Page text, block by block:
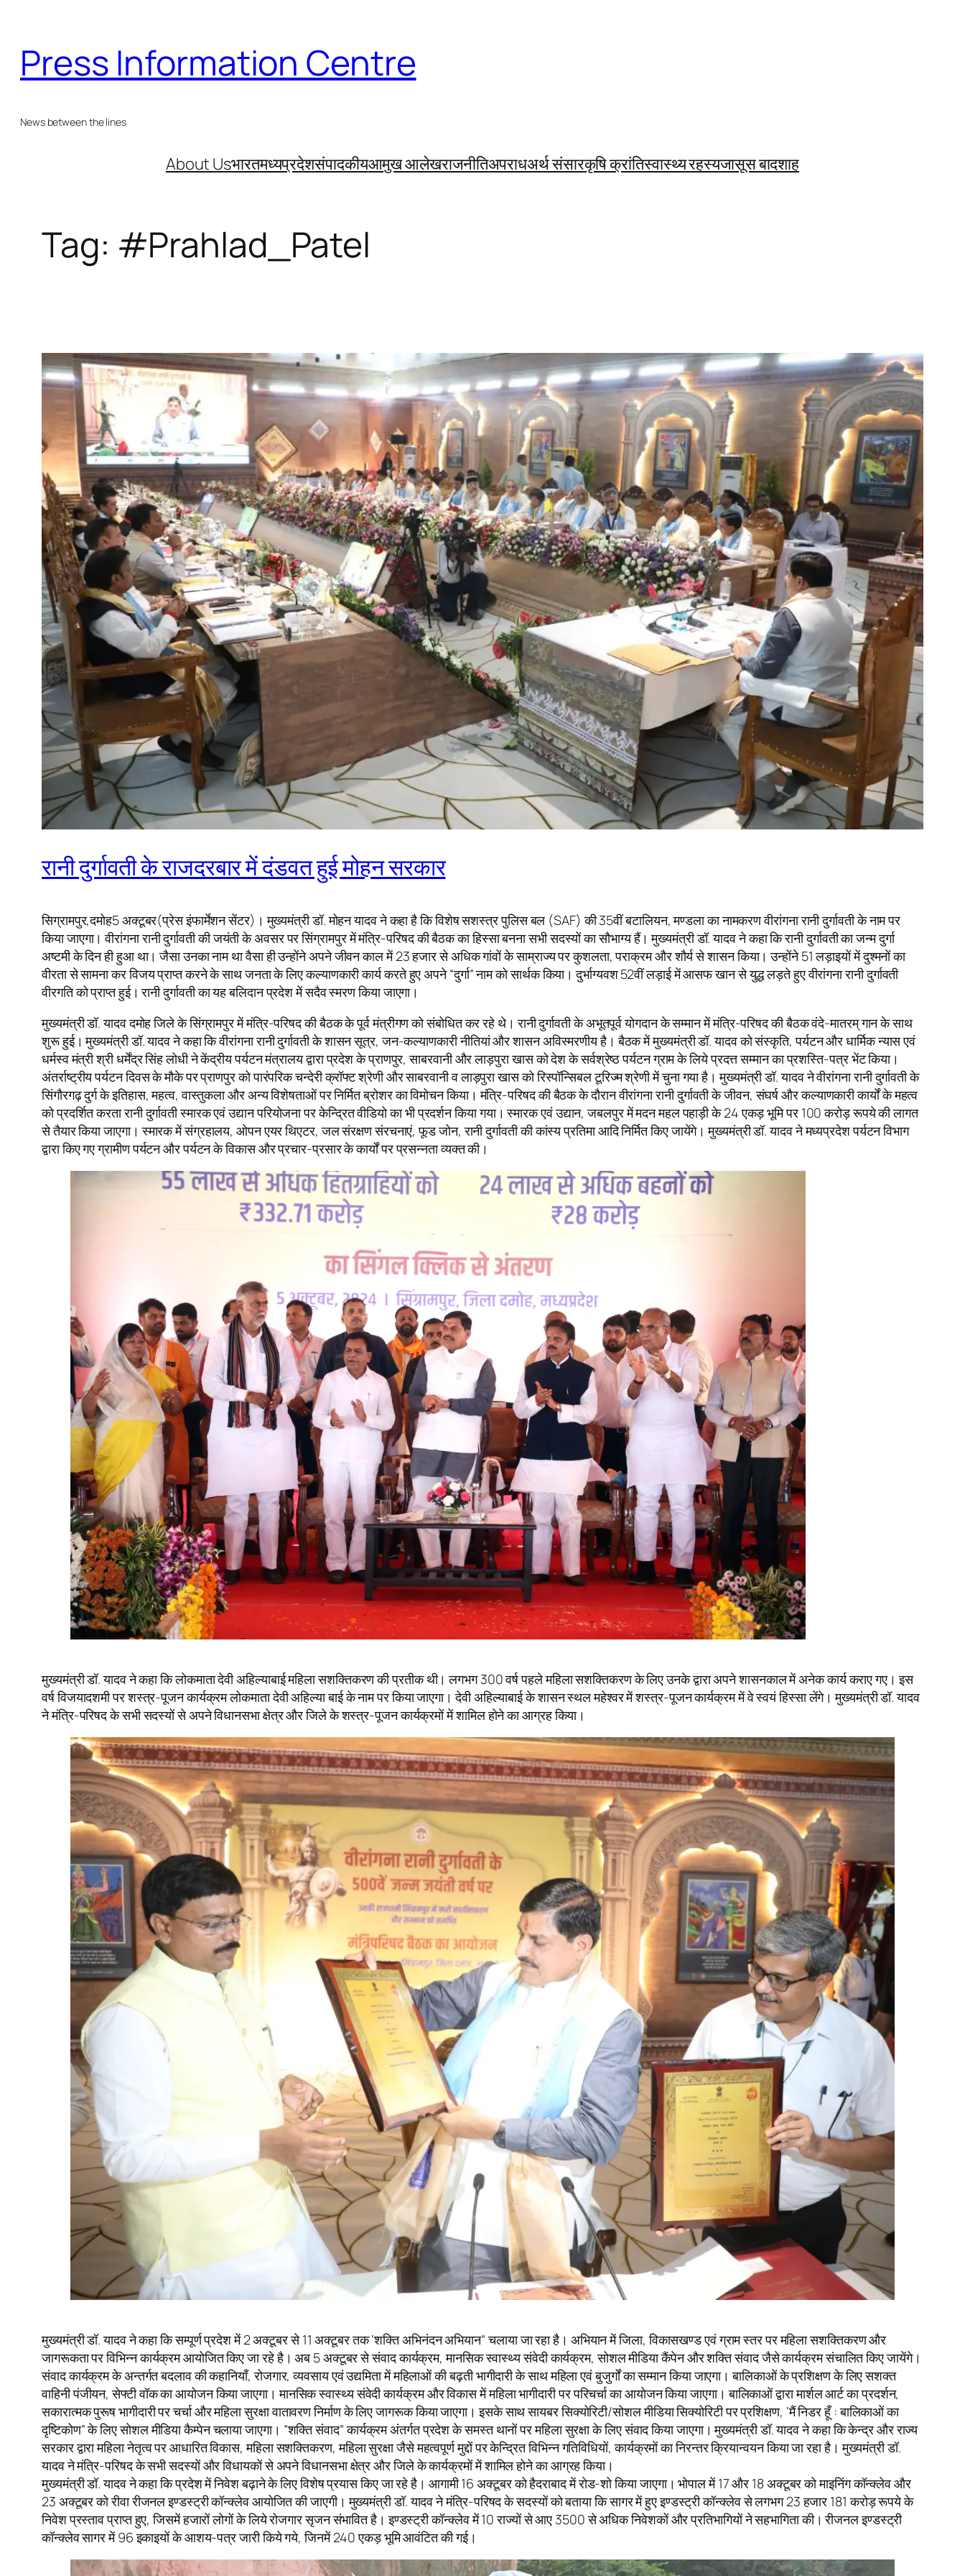
content
Press Information Centre
News between the lines
About Usभारतमध्यप्रदेशसंपादकीयआमुख आलेखराजनीतिअपराधअर्थ संसारकृषि क्रांतिस्वास्थ्य रहस्यजासूस बादशाह
Tag: #Prahlad_Patel
रानी दुर्गावती के राजदरबार में दंडवत हुई मोहन सरकार
सिग्रामपुर,दमोह5 अक्टूबर(प्रेस इंफार्मेशन सेंटर)। मुख्यमंत्री डॉ. मोहन यादव ने कहा है कि विशेष सशस्त्र पुलिस बल (SAF) की 35वीं बटालियन, मण्डला का नामकरण वीरांगना रानी दुर्गावती के नाम पर
किया जाएगा। वीरांगना रानी दुर्गावती की जयंती के अवसर पर सिंग्रामपुर में मंत्रि-परिषद की बैठक का हिस्सा बनना सभी सदस्यों का सौभाग्य हैं। मुख्यमंत्री डॉ. यादव ने कहा कि रानी दुर्गावती का जन्म दुर्गा
अष्टमी के दिन ही हुआ था। जैसा उनका नाम था वैसा ही उन्होंने अपने जीवन काल में 23 हजार से अधिक गांवों के साम्राज्य पर कुशलता, पराक्रम और शौर्य से शासन किया। उन्होंने 51 लड़ाइयों में दुश्मनों का
वीरता से सामना कर विजय प्राप्त करने के साथ जनता के लिए कल्याणकारी कार्य करते हुए अपने “दुर्गा” नाम को सार्थक किया। दुर्भाग्यवश 52वीं लड़ाई में आसफ खान से युद्ध लड़ते हुए वीरांगना रानी दुर्गावती
वीरगति को प्राप्त हुई। रानी दुर्गावती का यह बलिदान प्रदेश में सदैव स्मरण किया जाएगा।
मुख्यमंत्री डॉ. यादव दमोह जिले के सिंग्रामपुर में मंत्रि-परिषद की बैठक के पूर्व मंत्रीगण को संबोधित कर रहे थे। रानी दुर्गावती के अभूतपूर्व योगदान के सम्मान में मंत्रि-परिषद की बैठक वंदे-मातरम् गान के साथ
शुरू हुई। मुख्यमंत्री डॉ. यादव ने कहा कि वीरांगना रानी दुर्गावती के शासन सूत्र, जन-कल्याणकारी नीतियां और शासन अविस्मरणीय है। बैठक में मुख्यमंत्री डॉ. यादव को संस्कृति, पर्यटन और धार्मिक न्यास एवं
धर्मस्व मंत्री श्री धर्मेंद्र सिंह लोधी ने केंद्रीय पर्यटन मंत्रालय द्वारा प्रदेश के प्राणपुर, साबरवानी और लाड़पुरा खास को देश के सर्वश्रेष्ठ पर्यटन ग्राम के लिये प्रदत्त सम्मान का प्रशस्ति-पत्र भेंट किया।
अंतर्राष्ट्रीय पर्यटन दिवस के मौके पर प्राणपुर को पारंपरिक चन्देरी क्रॉफ्ट श्रेणी और साबरवानी व लाड़पुरा खास को रिस्पॉन्सिबल टूरिज्म श्रेणी में चुना गया है। मुख्यमंत्री डॉ. यादव ने वीरांगना रानी दुर्गावती के
सिंगौरगढ़ दुर्ग के इतिहास, महत्व, वास्तुकला और अन्य विशेषताओं पर निर्मित ब्रोशर का विमोचन किया। मंत्रि-परिषद की बैठक के दौरान वीरांगना रानी दुर्गावती के जीवन, संघर्ष और कल्याणकारी कार्यों के महत्व
को प्रदर्शित करता रानी दुर्गावती स्मारक एवं उद्यान परियोजना पर केन्द्रित वीडियो का भी प्रदर्शन किया गया। स्मारक एवं उद्यान, जबलपुर में मदन महल पहाड़ी के 24 एकड़ भूमि पर 100 करोड़ रूपये की लागत
से तैयार किया जाएगा। स्मारक में संग्रहालय, ओपन एयर थिएटर, जल संरक्षण संरचनाएं, फूड जोन, रानी दुर्गावती की कांस्य प्रतिमा आदि निर्मित किए जायेंगे। मुख्यमंत्री डॉ. यादव ने मध्यप्रदेश पर्यटन विभाग
द्वारा किए गए ग्रामीण पर्यटन और पर्यटन के विकास और प्रचार-प्रसार के कार्यों पर प्रसन्नता व्यक्त की।
मुख्यमंत्री डॉ. यादव ने कहा कि लोकमाता देवी अहिल्याबाई महिला सशक्तिकरण की प्रतीक थी। लगभग 300 वर्ष पहले महिला सशक्तिकरण के लिए उनके द्वारा अपने शासनकाल में अनेक कार्य कराए गए। इस
वर्ष विजयादशमी पर शस्त्र-पूजन कार्यक्रम लोकमाता देवी अहिल्या बाई के नाम पर किया जाएगा। देवी अहिल्याबाई के शासन स्थल महेश्वर में शस्त्र-पूजन कार्यक्रम में वे स्वयं हिस्सा लेंगे। मुख्यमंत्री डॉ. यादव
ने मंत्रि-परिषद के सभी सदस्यों से अपने विधानसभा क्षेत्र और जिले के शस्त्र-पूजन कार्यक्रमों में शामिल होने का आग्रह किया।
मुख्यमंत्री डॉ. यादव ने कहा कि सम्पूर्ण प्रदेश में 2 अक्टूबर से 11 अक्टूबर तक ‘शक्ति अभिनंदन अभियान” चलाया जा रहा है। अभियान में जिला, विकासखण्ड एवं ग्राम स्तर पर महिला सशक्तिकरण और
जागरूकता पर विभिन्न कार्यक्रम आयोजित किए जा रहे है। अब 5 अक्टूबर से संवाद कार्यक्रम, मानसिक स्वास्थ्य संवेदी कार्यक्रम, सोशल मीडिया कैंपेन और शक्ति संवाद जैसे कार्यक्रम संचालित किए जायेंगे।
संवाद कार्यक्रम के अन्तर्गत बदलाव की कहानियाँ, रोजगार, व्यवसाय एवं उद्यमिता में महिलाओं की बढ़ती भागीदारी के साथ महिला एवं बुजुर्गों का सम्मान किया जाएगा। बालिकाओं के प्रशिक्षण के लिए सशक्त
वाहिनी पंजीयन, सेफ्टी वॉक का आयोजन किया जाएगा। मानसिक स्वास्थ्य संवेदी कार्यक्रम और विकास में महिला भागीदारी पर परिचर्चा का आयोजन किया जाएगा। बालिकाओं द्वारा मार्शल आर्ट का प्रदर्शन,
सकारात्मक पुरूष भागीदारी पर चर्चा और महिला सुरक्षा वातावरण निर्माण के लिए जागरूक किया जाएगा। इसके साथ सायबर सिक्योरिटी/सोशल मीडिया सिक्योरिटी पर प्रशिक्षण, ‘मैं निडर हूँ : बालिकाओं का
दृष्टिकोण” के लिए सोशल मीडिया कैम्पेन चलाया जाएगा। ”शक्ति संवाद” कार्यक्रम अंतर्गत प्रदेश के समस्त थानों पर महिला सुरक्षा के लिए संवाद किया जाएगा। मुख्यमंत्री डॉ. यादव ने कहा कि केन्द्र और राज्य
सरकार द्वारा महिला नेतृत्व पर आधारित विकास, महिला सशक्तिकरण, महिला सुरक्षा जैसे महत्वपूर्ण मुद्दों पर केन्द्रित विभिन्न गतिविधियों, कार्यक्रमों का निरन्तर क्रियान्वयन किया जा रहा है। मुख्यमंत्री डॉ.
यादव ने मंत्रि-परिषद के सभी सदस्यों और विधायकों से अपने विधानसभा क्षेत्र और जिले के कार्यक्रमों में शामिल होने का आग्रह किया।
मुख्यमंत्री डॉ. यादव ने कहा कि प्रदेश में निवेश बढ़ाने के लिए विशेष प्रयास किए जा रहे है। आगामी 16 अक्टूबर को हैदराबाद में रोड-शो किया जाएगा। भोपाल में 17 और 18 अक्टूबर को माइनिंग कॉन्क्लेव और
23 अक्टूबर को रीवा रीजनल इण्डस्ट्री कॉन्क्लेव आयोजित की जाएगी। मुख्यमंत्री डॉ. यादव ने मंत्रि-परिषद के सदस्यों को बताया कि सागर में हुए इण्डस्ट्री कॉन्क्लेव से लगभग 23 हजार 181 करोड़ रूपये के
निवेश प्रस्ताव प्राप्त हुए, जिसमें हजारों लोगों के लिये रोजगार सृजन संभावित है। इण्डस्ट्री कॉन्क्लेव में 10 राज्यों से आए 3500 से अधिक निवेशकों और प्रतिभागियों ने सहभागिता की। रीजनल इण्डस्ट्री
कॉन्क्लेव सागर में 96 इकाइयों के आशय-पत्र जारी किये गये, जिनमें 240 एकड़ भूमि आवंटित की गई।